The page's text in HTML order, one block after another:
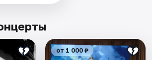
от 1 000 ₽